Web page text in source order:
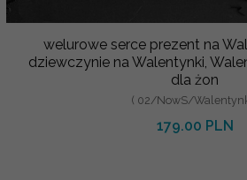
welurowe serce prezent na
dziewczynie na Walentynki,
dla żon
( 02/NowS/
179.00 PLN